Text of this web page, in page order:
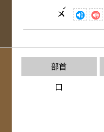
ㄨ
ˊ
部首
口